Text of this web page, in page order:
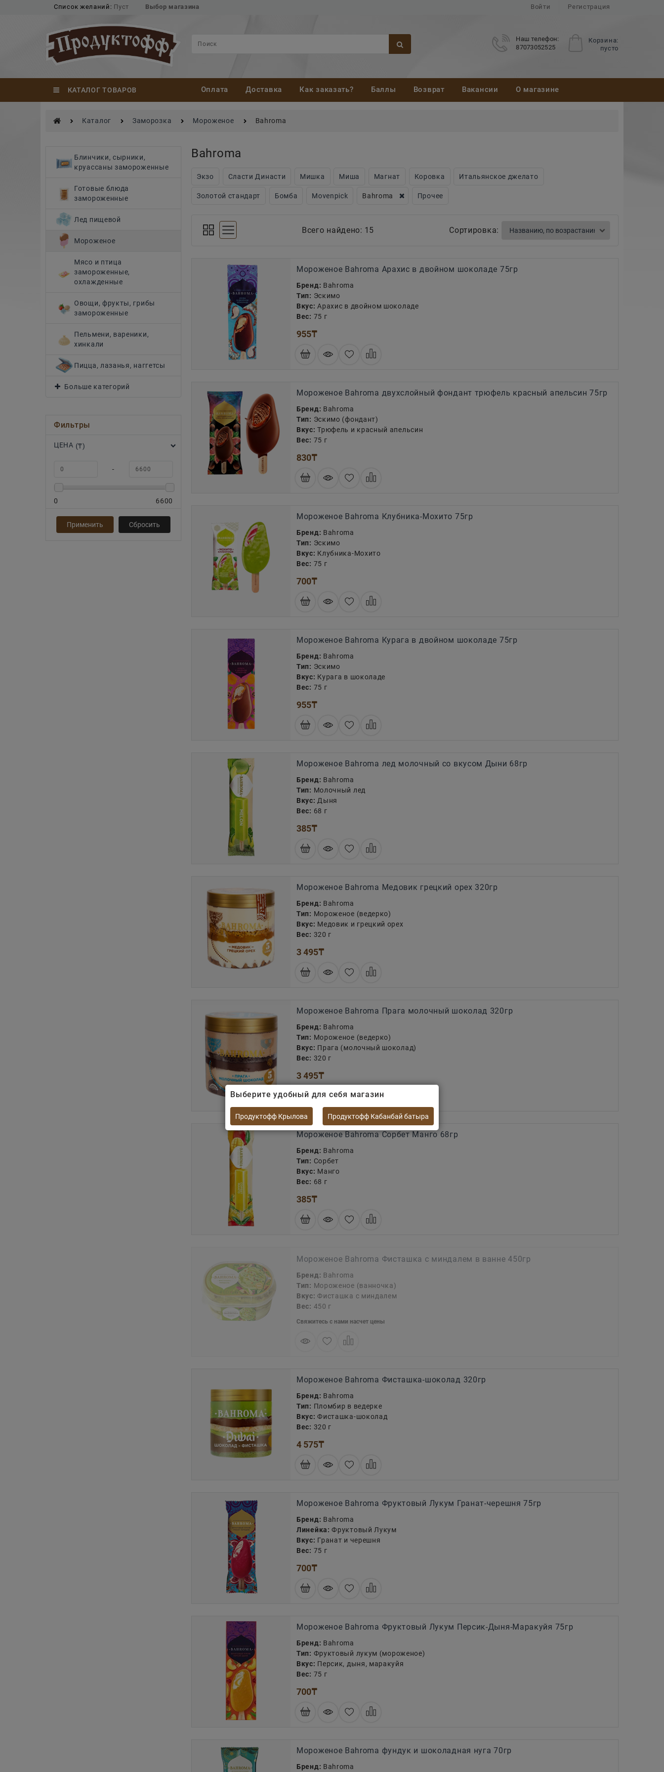
Список желаний: Пуст Выбор магазина Войти Регистрация
Корзина:
пусто
Наш телефон:
87073052525
КАТАЛОГ ТОВАРОВ Оплата Доставка Как заказать? Баллы Возврат Вакансии О магазине
Каталог Заморозка Мороженое Bahroma
Блинчики, сырники,
круассаны замороженные
Готовые блюда
замороженные
Лед пищевой
Мороженое
Мясо и птица
замороженные,
охлажденные
Овощи, фрукты, грибы
замороженные
Пельмени, вареники,
хинкали
Пицца, лазанья, наггетсы
Больше категорий
Фильтры
ЦЕНА (₸)
-
0 6600
Найдено товаров: Bahroma
Экзо Сласти Династи Мишка Миша Магнат Коровка Итальянское джелато
Золотой стандарт Бомба Movenpick Bahroma Прочее
Сортировка:
Всего найдено: 15
Мороженое Bahroma Арахис в двойном шоколаде 75гр
Бренд: Bahroma
Тип: Эскимо
Вкус: Арахис в двойном шоколаде
Вес: 75 г
955₸
Мороженое Bahroma двухслойный фондант трюфель красный апельсин 75гр
Бренд: Bahroma
Тип: Эскимо (фондант)
Вкус: Трюфель и красный апельсин
Вес: 75 г
830₸
Мороженое Bahroma Клубника-Мохито 75гр
Бренд: Bahroma
Тип: Эскимо
Вкус: Клубника-Мохито
Вес: 75 г
700₸
Мороженое Bahroma Курага в двойном шоколаде 75гр
Бренд: Bahroma
Тип: Эскимо
Вкус: Курага в шоколаде
Вес: 75 г
955₸
Мороженое Bahroma лед молочный со вкусом Дыни 68гр
Бренд: Bahroma
Тип: Молочный лед
Вкус: Дыня
Вес: 68 г
385₸
Мороженое Bahroma Медовик грецкий орех 320гр
Бренд: Bahroma
Тип: Мороженое (ведерко)
Вкус: Медовик и грецкий орех
Вес: 320 г
3 495₸
Мороженое Bahroma Прага молочный шоколад 320гр
Бренд: Bahroma
Тип: Мороженое (ведерко)
Вкус: Прага (молочный шоколад)
Вес: 320 г
3 495₸
Мороженое Bahroma Сорбет Манго 68гр
Бренд: Bahroma
Тип: Сорбет
Вкус: Манго
Вес: 68 г
385₸
Мороженое Bahroma Фисташка с миндалем в ванне 450гр
Бренд: Bahroma
Тип: Мороженое (ванночка)
Вкус: Фисташка с миндалем
Вес: 450 г
Свяжитесь с нами насчет цены
Мороженое Bahroma Фисташка-шоколад 320гр
Бренд: Bahroma
Тип: Пломбир в ведерке
Вкус: Фисташка-шоколад
Вес: 320 г
4 575₸
Мороженое Bahroma Фруктовый Лукум Гранат-черешня 75гр
Бренд: Bahroma
Линейка: Фруктовый Лукум
Вкус: Гранат и черешня
Вес: 75 г
700₸
Мороженое Bahroma Фруктовый Лукум Персик-Дыня-Маракуйя 75гр
Бренд: Bahroma
Тип: Фруктовый лукум (мороженое)
Вкус: Персик, дыня, маракуйя
Вес: 75 г
700₸
Мороженое Bahroma фундук и шоколадная нуга 70гр
Бренд: Bahroma
Выберите удобный для себя магазин
Продуктофф Крылова Продуктофф Кабанбай батыра